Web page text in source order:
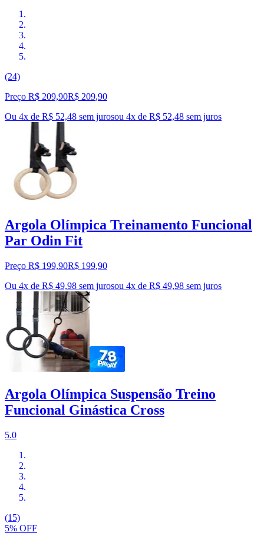
(24)
Preço R$ 209,90R$ 209,90
Ou 4x de R$ 52,48 sem jurosou 4x de R$ 52,48 sem juros
Argola Olímpica Treinamento Funcional
Par Odin Fit
Preço R$ 199,90R$ 199,90
Ou 4x de R$ 49,98 sem jurosou 4x de R$ 49,98 sem juros
Argola Olímpica Suspensão Treino
Funcional Ginástica Cross
5.0
(15)
5% OFF